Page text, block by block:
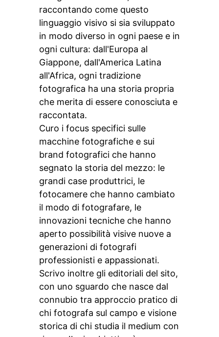
raccontando come questo
linguaggio visivo si sia sviluppato
in modo diverso in ogni paese e in
ogni cultura: dall'Europa al
Giappone, dall'America Latina
all'Africa, ogni tradizione
fotografica ha una storia propria
che merita di essere conosciuta e
raccontata.
Curo i focus specifici sulle
macchine fotografiche e sui
brand fotografici che hanno
segnato la storia del mezzo: le
grandi case produttrici, le
fotocamere che hanno cambiato
il modo di fotografare, le
innovazioni tecniche che hanno
aperto possibilità visive nuove a
generazioni di fotografi
professionisti e appassionati.
Scrivo inoltre gli editoriali del sito,
con uno sguardo che nasce dal
connubio tra approccio pratico di
chi fotografa sul campo e visione
storica di chi studia il medium con